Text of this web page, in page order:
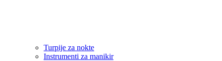
Turpije za nokte
Instrumenti za manikir